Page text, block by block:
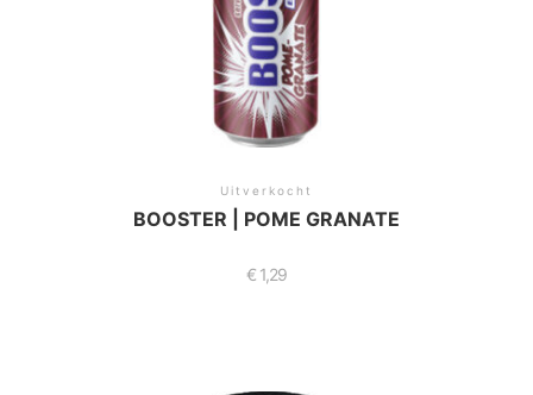
Uitverkocht
BOOSTER | POME GRANATE
€ 1,29